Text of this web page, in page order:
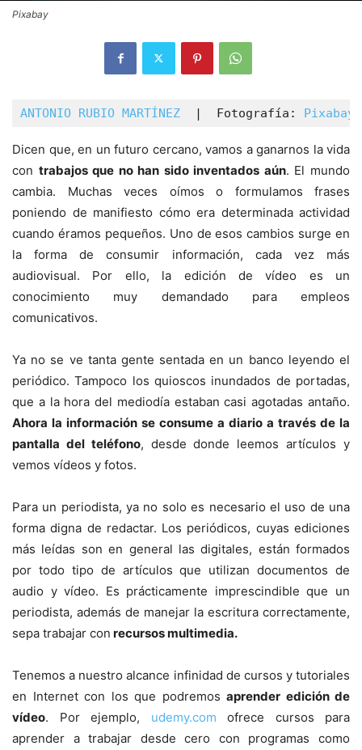
Pixabay
ANTONIO RUBIO MARTÍNEZ |  Fotografía: Pixabay
Dicen que, en un futuro cercano, vamos a ganarnos la vida
con trabajos que no han sido inventados aún. El mundo
cambia. Muchas veces oímos o formulamos frases
poniendo de manifiesto cómo era determinada actividad
cuando éramos pequeños. Uno de esos cambios surge en
la forma de consumir información, cada vez más
audiovisual. Por ello, la edición de vídeo es un
conocimiento muy demandado para empleos
comunicativos.
Ya no se ve tanta gente sentada en un banco leyendo el
periódico. Tampoco los quioscos inundados de portadas,
que a la hora del mediodía estaban casi agotadas antaño.
Ahora la información se consume a diario a través de la
pantalla del teléfono, desde donde leemos artículos y
vemos vídeos y fotos.
Para un periodista, ya no solo es necesario el uso de una
forma digna de redactar. Los periódicos, cuyas ediciones
más leídas son en general las digitales, están formados
por todo tipo de artículos que utilizan documentos de
audio y vídeo. Es prácticamente imprescindible que un
periodista, además de manejar la escritura correctamente,
sepa trabajar con recursos multimedia.
Tenemos a nuestro alcance infinidad de cursos y tutoriales
en Internet con los que podremos aprender edición de
vídeo. Por ejemplo, udemy.com ofrece cursos para
aprender a trabajar desde cero con programas como